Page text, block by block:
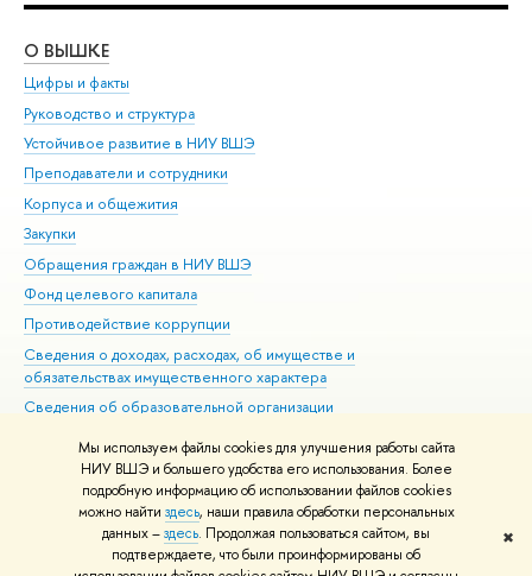
Мы используем файлы cookies для улучшения работы сайта
НИУ ВШЭ и большего удобства его использования. Более
подробную информацию об использовании файлов cookies
можно найти здесь, наши правила обработки персональных
данных –здесь. Продолжая пользоваться сайтом, вы
подтверждаете, что были проинформированы об
✖
О ВЫШКЕ
Цифры и факты
Руководство и структура
Устойчивое развитие в НИУ ВШЭ
Преподаватели и сотрудники
Корпуса и общежития
Закупки
Обращения граждан в НИУ ВШЭ
Фонд целевого капитала
Противодействие коррупции
Сведения о доходах, расходах, об имуществе и
обязательствах имущественного характера
Сведения об образовательной организации
Людям с ограниченными возможностями здоровья
Единая платежная страница
Работа в Вышке